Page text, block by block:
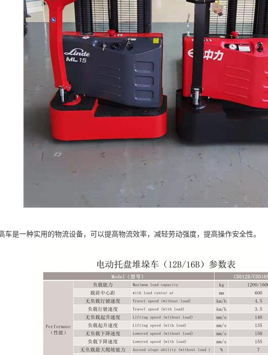
车是一种实用的物流设备，可以提高物流效率，减轻劳动强度，提高操作安全性。